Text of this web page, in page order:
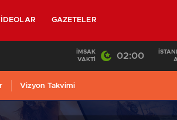
GAZETELER
İMSAK
VAKTI
02:00
Vizyon Takvimi